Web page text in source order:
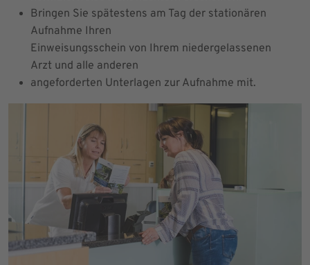
Bringen Sie spätestens am Tag der stationären
Aufnahme Ihren
Einweisungsschein von Ihrem niedergelassenen
Arzt und alle anderen
angeforderten Unterlagen zur Aufnahme mit.